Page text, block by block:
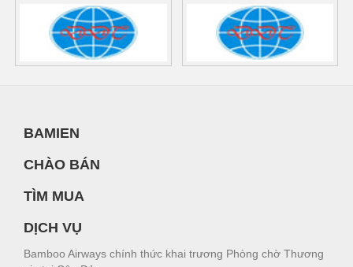
BAMIEN
CHÀO BÁN
TÌM MUA
DỊCH VỤ
Bamboo Airways chính thức khai trương Phòng chờ Thương